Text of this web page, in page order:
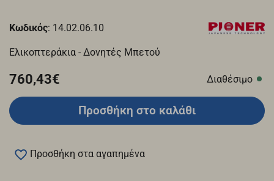
Κωδικός: 14.02.06.10
Ελικοπτεράκια - Δονητές Μπετού
760,43€ Διαθέσιμο
Προσθήκη στο καλάθι
Προσθήκη στα αγαπημένα